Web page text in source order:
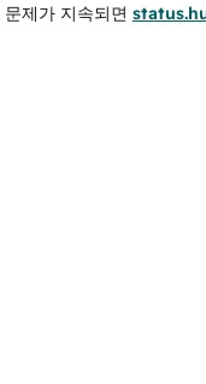
문제가 지속되면